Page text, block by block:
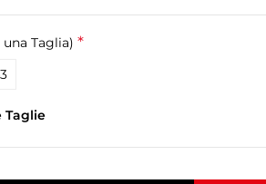
una Taglia) *
Taglie